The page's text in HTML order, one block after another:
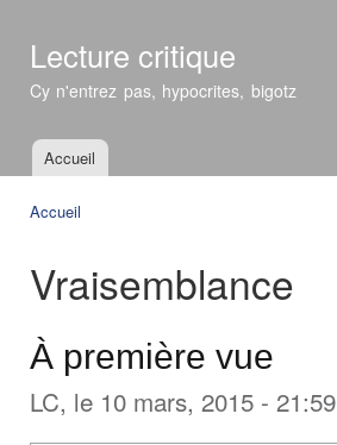
Lecture critique
Cy n'entrez pas, hypocrites, bigotz
Menu principal
Accueil
Accueil
Vraisemblance
À première vue
LC, le 10 mars, 2015 - 21:59